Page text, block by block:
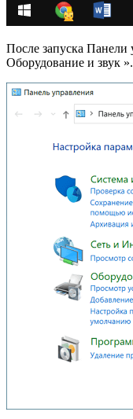
После запуска Панели
Оборудование и звук ».